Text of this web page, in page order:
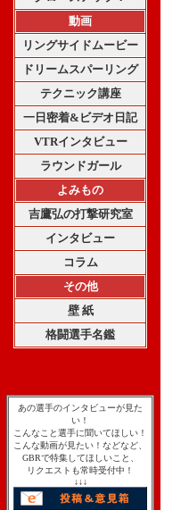
動画
リングサイドムービー
ドリームスパーリング
テクニック講座
一日密着&ビデオ日記
VTRインタビュー
ラウンドガール
よみもの
吉鷹弘の打撃研究室
インタビュー
コラム
その他
壁 紙
格闘選手名鑑
あの選手のインタビューが見た
い！
こんなこと選手に聞いてほしい！
こんな動画が見たい！などなど、
GBRで特集してほしいこと、
リクエストも常時受付中！
↓↓↓